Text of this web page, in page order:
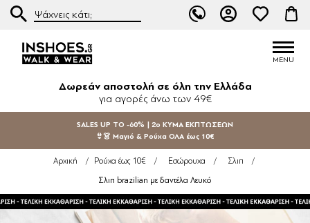
Δωρεάν αποστολή σε όλη την Ελλάδα
για αγορές άνω των 49€
SALES UP TO -60% | 2ο ΚΥΜΑ ΕΚΠΤΩΣΕΩΝ
👙👗 Μαγιό & Ρούχα ΟΛΑ έως 10€
Αρχική / Ρούχα έως 10€ / Εσώρουχα / Σλιπ /
Σλιπ brazilian με δαντέλα Λευκό